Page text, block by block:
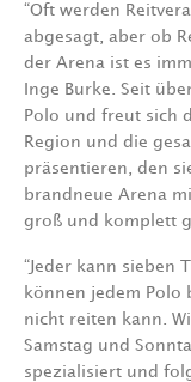
“Oft werden
abgesagt, aber ob
der Arena ist es
Inge Burke. Seit
Polo und freut sich
Region und die
präsentieren, den
brandneue Arena
groß und komplett
“Jeder kann sieben
können jedem Polo
nicht reiten kann.
Samstag und
spezialisiert und